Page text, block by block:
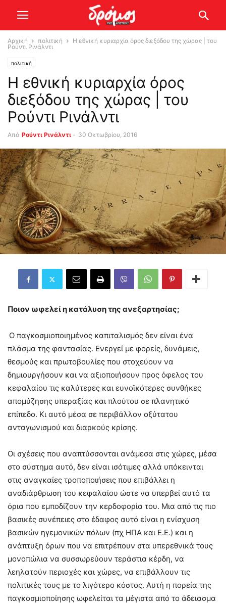
Αρχική πολιτική
Η εθνική κυριαρχία όρος διεξόδου της χώρας | του
Ρούντι Ρινάλντι
πολιτική
Η εθνική κυριαρχία όρος
διεξόδου της χώρας | του
Ρούντι Ρινάλντι
Από Ρούντι Ρινάλντι - 30 Οκτωβρίου, 2016
Ποιον ωφελεί η κατάλυση της ανεξαρτησίας;
Ο παγκοσμιοποιημένος καπιταλισμός δεν είναι ένα
πλάσμα της φαντασίας. Ενεργεί με φορείς, δυνάμεις,
θεσμούς και πρωτοβουλίες που στοχεύουν να
δημιουργήσουν και να αξιοποιήσουν προς όφελος του
κεφαλαίου τις καλύτερες και ευνοϊκότερες συνθήκες
απομύζησης υπεραξίας και πλούτου σε πλανητικό
επίπεδο. Κι αυτό μέσα σε περιβάλλον οξύτατου
ανταγωνισμού και διαρκούς κρίσης.
Οι σχέσεις που αναπτύσσονται ανάμεσα στις χώρες, μέσα
στο σύστημα αυτό, δεν είναι ισότιμες αλλά υπόκεινται
στις αναγκαίες τροποποιήσεις που επιβάλλει η
αναδιάρθρωση του κεφαλαίου ώστε να υπερβεί αυτό τα
όρια που εμποδίζουν την κερδοφορία του. Μια από τις πιο
βασικές συνέπειες στο έδαφος αυτό είναι η ενίσχυση
βασικών ηγεμονικών πόλων (πχ ΗΠΑ και Ε.Ε.) και η
ανάπτυξη όρων που να επιτρέπουν στα υπερεθνικά τους
μονοπώλια να συσσωρεύουν τεράστια κέρδη, να
λεηλατούν περιοχές και χώρες, να επιβάλλουν τις
πολιτικές τους με το λιγότερο κόστος. Αυτή η πορεία της
παγκοσμιοποίησης ωφελείται τα μέγιστα από το άδειασμα